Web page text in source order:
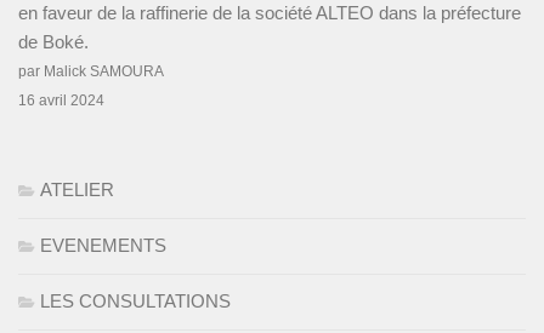
en faveur de la raffinerie de la société ALTEO dans la préfecture
de Boké.
par Malick SAMOURA
16 avril 2024
ATELIER
EVENEMENTS
LES CONSULTATIONS